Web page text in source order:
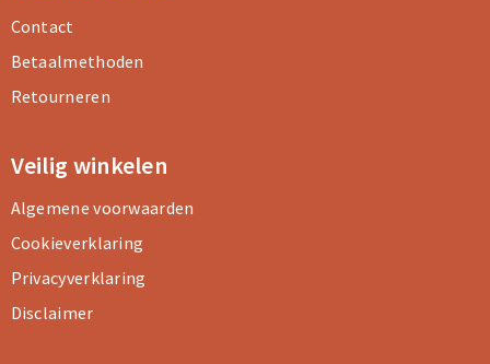
Contact
Betaalmethoden
Retourneren
Veilig winkelen
Algemene voorwaarden
Cookieverklaring
Privacyverklaring
Disclaimer